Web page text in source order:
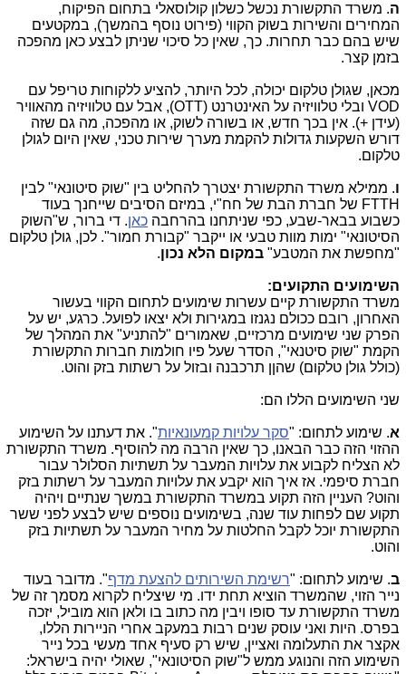
ה. משרד התקשורת נכשל כשלון קולוסאלי בתחום הפיקוח,
המחירים והשירות בשוק הקווי (פירוט נוסף בהמשך), במקטעים
שיש בהם כבר תחרות. כך, שאין כל סיכוי שניתן לבצע כאן מהפכה
בזמן קצר.
מכאן, שגולן טלקום יכולה, לכל היותר, להציע ללקוחות טריפל עם
VOD ובלי טלוויזיה על האינטרנט (OTT), אבל עם טלוויזיה מהאוויר
(עידן +). אין בכך חדש, או בשורה לשוק, או מהפכה, מה גם שזה
דורש השקעות גדולות להקמת מערך שירות טכני, שאין היום לגולן
טלקום.
ו. ממילא משרד התקשורת יצטרך להחליט בין "שוק סיטונאי" לבין
FTTH של חברת הבת של חח"י, במיזם הסיבים שייחנך בעוד
כשבוע בבאר-שבע, כפי שניתחנו בהרחבה כאן. די ברור, ש"השוק
הסיטונאי" ימות מוות טבעי או ייקבר "קבורת חמור". לכן, גולן טלקום
"מחפשת את המטבע" במקום הלא נכון.
השימועים התקועים:
משרד התקשורת קיים עשרות שימועים לתחום הקווי בעשור
האחרון, רובם ככולם נגנזו במגירות ולא יצאו לפועל. כרגע, יש על
הפרק שני שימועים מרכזיים, שאמורים "להתניע" את המהלך של
הקמת "שוק סיטנאי", הסדר שעל פיו חולמות חברות התקשורת
(כולל גולן טלקום) שהןן תרכבנה ובזול על רשתות בזק והוט.
שני השימועים הללו הם:
א. שימוע לתחום: "סקר עלויות קמעונאיות". את דעתנו על השימוע
ההזוי הזה כבר הבאנו, כך שאין הרבה מה להוסיף. משרד התקשורת
לא הצליח לקבוע את עלויות המעבר על תשתיות הסלולר עבור
חברת סיפמי. אז איך הוא יקבע את עלויות המעבר על רשתות בזק
והוט? העניין הזה תקוע במשרד התקשורת במשך שנתיים ויהיה
תקוע שם לפחות עוד שנה, בשימועים נוספים שיש לבצע לפני ששר
התקשורת יוכל לקבל החלטות על מחיר המעבר על תשתיות בזק
והוט.
ב. שימוע לתחום: "רשימת השירותים להצעת מדף". מדובר בעוד
נייר הזוי, שהמשרד הוציא תחת ידו. מי שיצליח לקרוא מסמך זה של
משרד התקשורת עד סופו ויבין מה כתוב בו ולאן הוא מוביל, יזכה
בפרס. היות ואני עוסק שנים רבות במעקב אחרי הניירות הללו,
אקצר את התעלומה ואציין, שיש רק סעיף אחד מעשי בכל נייר
השימוע הזה והנוגע ממש ל"שוק הסיטונאי", שאולי יהיה בישראל: